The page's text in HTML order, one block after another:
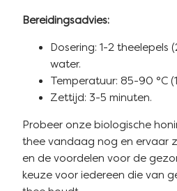
Bereidingsadvies:
Dosering: 1-2 theelepels
water.
Temperatuur: 85-90 °C
Zettijd: 3-5 minuten.
Probeer onze biologische
thee vandaag nog en ervaar
en de voordelen voor de
keuze voor iedereen die van